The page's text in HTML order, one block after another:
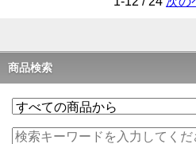
商品検索